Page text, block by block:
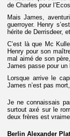
de Charles pour
Mais James,
guerroyer. Henry
hérite de Derrisdeer,
C’est là que Mc
Henry pour son
mal aimé de son
James passe pour un
Lorsque arrive le
James n’est pas
Je ne connaissais
surtout axé sur le
deux frères est
Berlin Alexander